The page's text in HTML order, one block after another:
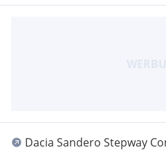
Dacia Sandero Stepway